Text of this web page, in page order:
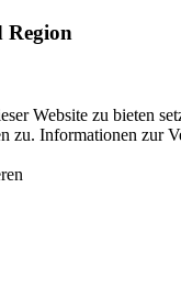
Region
Website zu bieten
zu. Informationen zur